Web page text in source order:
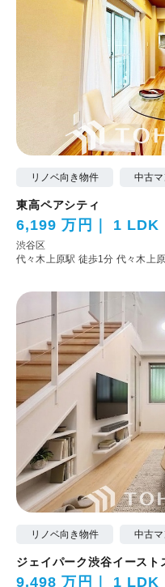
リノベ向き物件 中古
東高ペアシティ
6,199 万円 1 LDK
渋谷区
代々木上原駅 徒歩1分 代々木上
リノベ向き物件 中古
ジェイパーク渋谷イースト
9,498 万円 1 LDK